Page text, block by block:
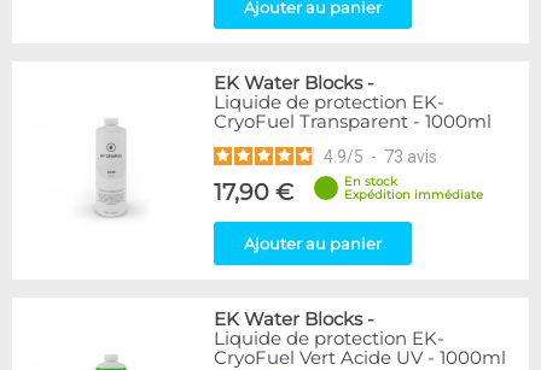
Ajouter au panier
EK Water Blocks-
Liquide de protection EK-
CryoFuel Transparent - 1000ml
4.9/5 - 73 avis
17,90 €
En stock
Expédition immédiate
Ajouter au panier
EK Water Blocks-
Liquide de protection EK-
CryoFuel Vert Acide UV - 1000ml